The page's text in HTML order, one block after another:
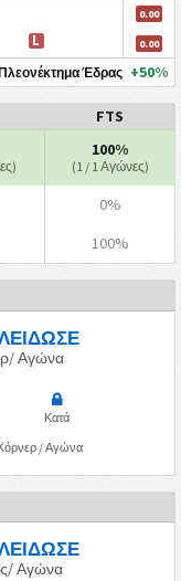
0.00
L 0.00
Έδρας +50%
FTS
100%
(1 / 1 Αγώνες)
0%
100%
Αγώνα
Κατά
/ Αγώνα
Αγώνα